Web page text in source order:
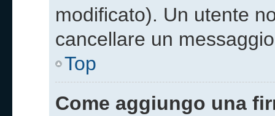
modificato). Un utente
cancellare un
Top
Come aggiungo una